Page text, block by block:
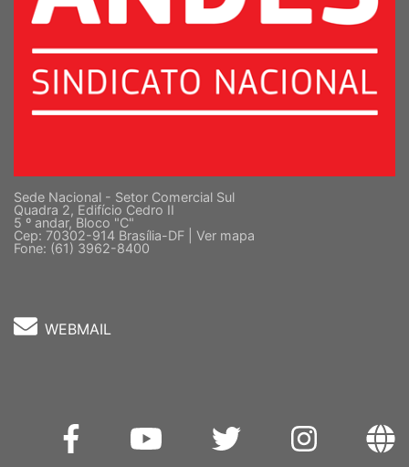
Sede Nacional - Setor Comercial Sul
Quadra 2, Edifício Cedro II
5 º andar, Bloco "C"
Cep: 70302-914 Brasília-DF | Ver mapa
Fone: (61) 3962-8400
WEBMAIL